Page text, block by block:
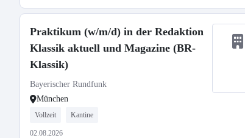
Praktikum (w/m/d) in der Redaktion
Klassik aktuell und Magazine (BR-
Klassik)
Bayerischer Rundfunk
München
Vollzeit Kantine
02.08.2026